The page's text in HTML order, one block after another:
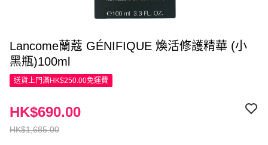
Lancome蘭蔻 GÉNIFIQUE 煥活修護精華 (小
黑瓶)100ml
送貨上門滿HK$250.00免運費
HK$1,685.00
HK$690.00